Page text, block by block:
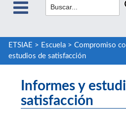
ETSIAE > Escuela> Compromiso
estudios de satisfacción
Informes y
satisfacción